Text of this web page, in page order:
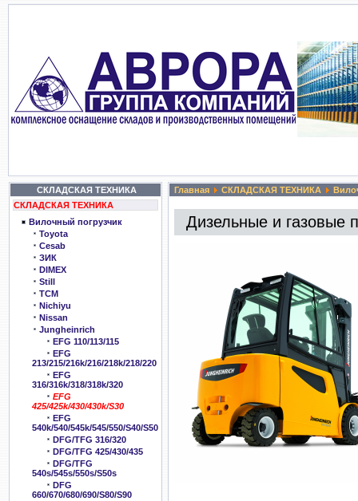
СКЛАДСКАЯ ТЕХНИКА
СКЛАДСКАЯ ТЕХНИКА
Вилочный погрузчик
Toyota
Cesab
ЗИК
DIMEX
Still
TCM
Nichiyu
Nissan
Jungheinrich
EFG 110/113/115
EFG
213/215/216k/216/218k/218/220
EFG
316/316k/318/318k/320
EFG
425/425k/430/430k/S30
EFG
540k/540/545k/545/550/S40/S50
DFG/TFG 316/320
DFG/TFG 425/430/435
DFG/TFG
540s/545s/550s/S50s
DFG
660/670/680/690/S80/S90
Главная СКЛАДСКАЯ ТЕХНИКА
Дизельные и газовые